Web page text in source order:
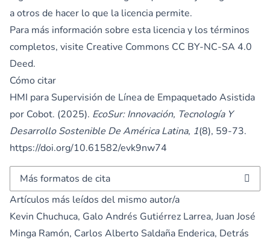
a otros de hacer lo que la licencia permite.
Para más información sobre esta licencia y los términos
completos, visite Creative Commons CC BY-NC-SA 4.0
Deed.
Cómo citar
HMI para Supervisión de Línea de Empaquetado Asistida
por Cobot. (2025). EcoSur: Innovación, Tecnología Y
Desarrollo Sostenible De América Latina, 1(8), 59-73.
https://doi.org/10.61582/evk9nw74
Más formatos de cita
Artículos más leídos del mismo autor/a
Kevin Chuchuca, Galo Andrés Gutiérrez Larrea, Juan José
Minga Ramón, Carlos Alberto Saldaña Enderica, Detrás